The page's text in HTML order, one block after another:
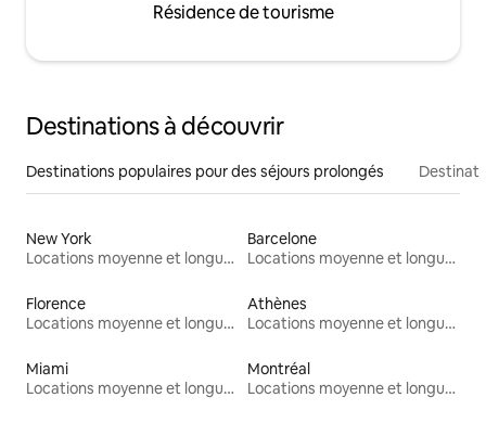
Résidence de tourisme
Destinations à découvrir
Destinations populaires pour des séjours prolongés
New York
Locations moyenne et longue durée
Barcelone
Locations moyenne et longue durée
Florence
Locations moyenne et longue durée
Athènes
Locations moyenne et longue durée
Miami
Locations moyenne et longue durée
Montréal
Locations moyenne et longue durée